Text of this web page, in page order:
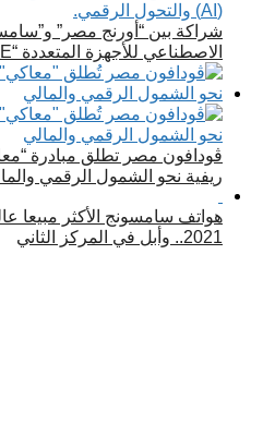
شراكة بين “أورنج مصر”
الاصطناعي للأجهزة المتعددة “MDE”
ڤودافون مصر تطلق مبادرة
ريفية نحو الشمول الرقمي
هواتف سامسونج الأكثر مبيعا
2021.. وأبل في المركز الثاني